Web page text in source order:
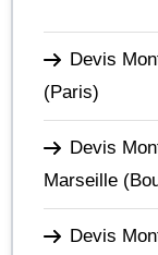
Devis
(Paris)
Devis
Marseille
Devis